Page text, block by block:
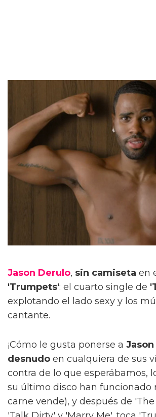
Jason Derulo, sin camiseta en
'Trumpets': el cuarto single de
explotando el lado sexy y los
cantante.
¡Cómo le gusta ponerse a
desnudo en cualquiera de sus
contra de lo que esperábamos,
su último disco han funcionado
carne vende), y después de